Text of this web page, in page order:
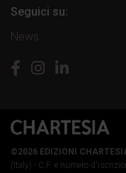
Seguici su:
News
©2026 EDIZIONI
(Italy) - C.F. e numero